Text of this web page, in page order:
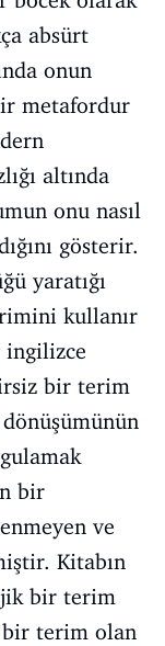
absürt
onun
metafordur
altında
onu nasıl
gösterir.
yaratığı
kullanır
bir terim
bir
ve
Kitabın
bir terim
bir terim olan